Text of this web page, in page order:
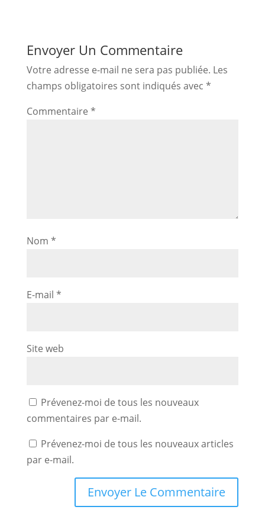
Envoyer Un Commentaire
Votre adresse e-mail ne sera pas publiée. Les
champs obligatoires sont indiqués avec *
Commentaire *
Nom *
E-mail *
Site web
Prévenez-moi de tous les nouveaux
commentaires par e-mail.
Prévenez-moi de tous les nouveaux articles
par e-mail.